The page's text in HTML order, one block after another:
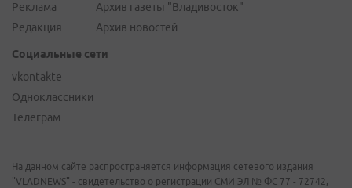
Реклама
Редакция
Архив газеты "Владивосток"
Архив новостей
Социальные сети
vkontakte
Одноклассники
Телеграм
На данном сайте распространяется информация сетевого издания
"VLADNEWS" - свидетельство о регистрации СМИ ЭЛ № ФС 77 - 72742,